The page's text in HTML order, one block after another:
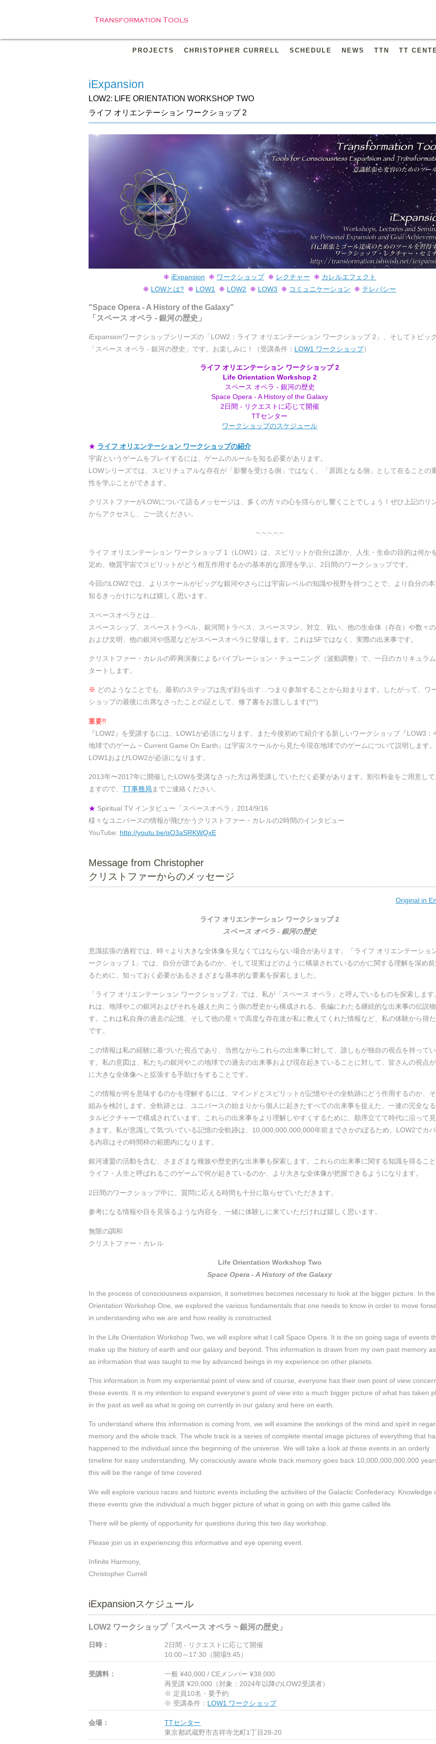
PROJECTS CHRISTOPHER CURRELL SCHEDULE NEWS TTN TT
iExpansion
LOW2: LIFE ORIENTATION WORKSHOP TWO
ライフ オリエンテーション ワークショップ 2
❈ iExpansion ❈ ワークショップ ❈ レクチャー ❈ カレルエフェクト
❈ LOWとは? ❈ LOW1 ❈ LOW2 ❈ LOW3 ❈ コミュニケーション ❈ テレパシー
"Space Opera - A History of the Galaxy"
「スペース オペラ - 銀河の歴史」
iExpansionワークショップシリーズの「LOW2：ライフ オリエンテーション ワークショップ 2」、そしてトピッ
「スペース オペラ - 銀河の歴史」です。お楽しみに！（受講条件： LOW1 ワークショップ）
ライフ オリエンテーション ワークショップ 2
Life Orientation Workshop 2
スペース オペラ - 銀河の歴史
Space Opera - A History of the Galaxy
2日間 - リクエストに応じて開催
TTセンター
ワークショップのスケジュール
★ ライフ オリエンテーション ワークショップの紹介
宇宙というゲームをプレイするには、ゲームのルールを知る必要があります。
LOWシリーズでは、スピリチュアルな存在が「影響を受ける側」ではなく、「原因となる側」として在ることの
性を学ぶことができます。
クリストファーがLOWについて語るメッセージは、多くの方々の心を揺らがし響くことでしょう！ぜひ上記のリ
からアクセスし、ご一読ください。
~.~.~.~.~
ライフ オリエンテーション ワークショップ 1（LOW1）は、スピリットが自分は誰か、人生・生命の目的は何か
定め、物質宇宙でスピリットがどう相互作用するかの基本的な原理を学ぶ、2日間のワークショップです。
今回のLOW2では、よりスケールがビッグな銀河やさらには宇宙レベルの知識や視野を持つことで、より自分の本
知るきっかけになれば嬉しく思います。
スペースオペラとは…
スペースシップ、スペーストラベル、銀河間トラベス、スペースマン、対立、戦い、他の生命体（存在）や数々
および文明、他の銀河や惑星などがスペースオペラに登場します。これはSFではなく、実際の出来事です。
クリストファー・カレルの即興演奏によるバイブレーション・チューニング（波動調整）で、一日のカリキュラ
タートします。
※ どのようなことでも、最初のステップは先ず顔を出す…つまり参加することから始まります。したがって、ワ
ショップの最後に出席なさったことの証として、修了書をお渡しします(^^)
重要!!
『LOW2』を受講するには、LOW1が必須になります。また今後初めて紹介する新しいワークショップ『LOW3：
地球でのゲーム ~ Current Game On Earth』は宇宙スケールから見た今現在地球でのゲームについて説明します。
LOW1およびLOW2が必須になります。
2013年〜2017年に開催したLOWを受講なさった方は再受講していただく必要があります。割引料金をご用意して
ますので、 TT事務局 までご連絡ください。
★ Spiritual TV インタビュー「スペースオペラ」2014/9/16
様々なユニバースの情報が飛びかうクリストファー・カレルの2時間のインタビュー
YouTube: http://youtu.be/qO3aSRKWQxE
Message from Christopher
クリストファーからのメッセージ
Original in
ライフ オリエンテーション ワークショップ 2
スペース オペラ - 銀河の歴史
意識拡張の過程では、時々より大きな全体像を見なくてはならない場合があります。「ライフ オリエンテーショ
ークショップ 1」では、自分が誰であるのか、そして現実はどのように構築されているのかに関する理解を深め前
るために、知っておく必要があるさまざまな基本的な要素を探索しました。
「ライフ オリエンテーション ワークショップ 2」では、私が「スペース オペラ」と呼んでいるものを探索します
れは、地球やこの銀河およびそれを越えた向こう側の歴史から構成される、長編にわたる継続的な出来事の伝説
す。これは私自身の過去の記憶、そして他の星々で高度な存在達が私に教えてくれた情報など、私の体験から得
です。
この情報は私の経験に基づいた視点であり、当然ながらこれらの出来事に対して、誰しもが独自の視点を持ってい
す。私の意図は、私たちの銀河やこの地球での過去の出来事および現在起きていることに対して、皆さんの視点
に大きな全体像へと拡張する手助けをすることです。
この情報が何を意味するのかを理解するには、マインドとスピリットが記憶やその全軌跡にどう作用するのか、
組みを検討します。全軌跡とは、ユニバースの始まりから個人に起きたすべての出来事を捉えた、一連の完全な
タルピクチャーで構成されています。これらの出来事をより理解しやすくするために、順序立てて時代に沿って
きます。私が意識して気づいている記憶の全軌跡は、10,000,000,000,000年前までさかのぼるため、LOW2でカ
る内容はその時間枠の範囲内になります。
銀河連盟の活動を含む、さまざまな種族や歴史的な出来事も探索します。これらの出来事に関する知識を得ること
ライフ・人生と呼ばれるこのゲームで何が起きているのか、より大きな全体像が把握できるようになります。
2日間のワークショップ中に、質問に応える時間も十分に取らせていただきます。
参考になる情報や目を見張るような内容を、一緒に体験しに来ていただければ嬉しく思います。
無限の調和
クリストファー・カレル
Life Orientation Workshop Two
Space Opera - A History of the Galaxy
In the process of consciousness expansion, it sometimes becomes necessary to look at the bigger picture. In the
Orientation Workshop One, we explored the various fundamentals that one needs to know in order to move
in understanding who we are and how reality is constructed.
In the Life Orientation Workshop Two, we will explore what I call Space Opera. It is the on going saga of events
make up the history of earth and our galaxy and beyond. This information is drawn from my own past memory
as information that was taught to me by advanced beings in my experience on other planets.
This information is from my experiential point of view and of course, everyone has their own point of view
these events. It is my intention to expand everyone's point of view into a much bigger picture of what has taken
in the past as well as what is going on currently in our galaxy and here on earth.
To understand where this information is coming from, we will examine the workings of the mind and spirit in
memory and the whole track. The whole track is a series of complete mental image pictures of everything that
happened to the individual since the beginning of the universe. We will take a look at these events in an orderly
timeline for easy understanding. My consciously aware whole track memory goes back 10,000,000,000,000
this will be the range of time covered.
We will explore various races and historic events including the activities of the Galactic Confederacy. Knowledge
these events give the individual a much bigger picture of what is going on with this game called life.
There will be plenty of opportunity for questions during this two day workshop.
Please join us in experiencing this informative and eye opening event.
Infinite Harmony,
Christopher Currell
iExpansionスケジュール
LOW2 ワークショップ「スペース オペラ ~ 銀河の歴史」
日時：
2日間 - リクエストに応じて開催
10:00～17:30（開場9:45）
受講料：
一般 ¥40,000 / CEメンバー ¥38,000
再受講 ¥20,000（対象：2024年以降のLOW2受講者）
※ 定員10名・要予約
※ 受講条件： LOW1 ワークショップ
会場：
TTセンター
東京都武蔵野市吉祥寺北町1丁目28-20